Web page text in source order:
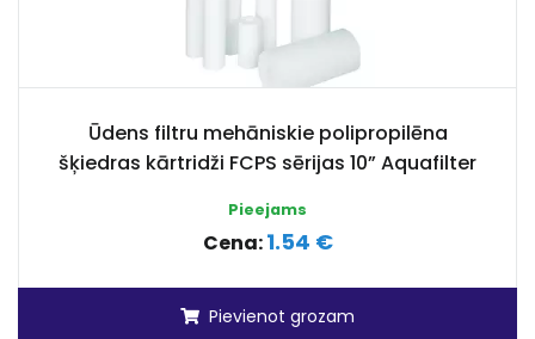
Ūdens filtru mehāniskie polipropilēna
šķiedras kārtridži FCPS sērijas 10” Aquafilter
Pieejams
Cena:1.54 €
Pievienot grozam